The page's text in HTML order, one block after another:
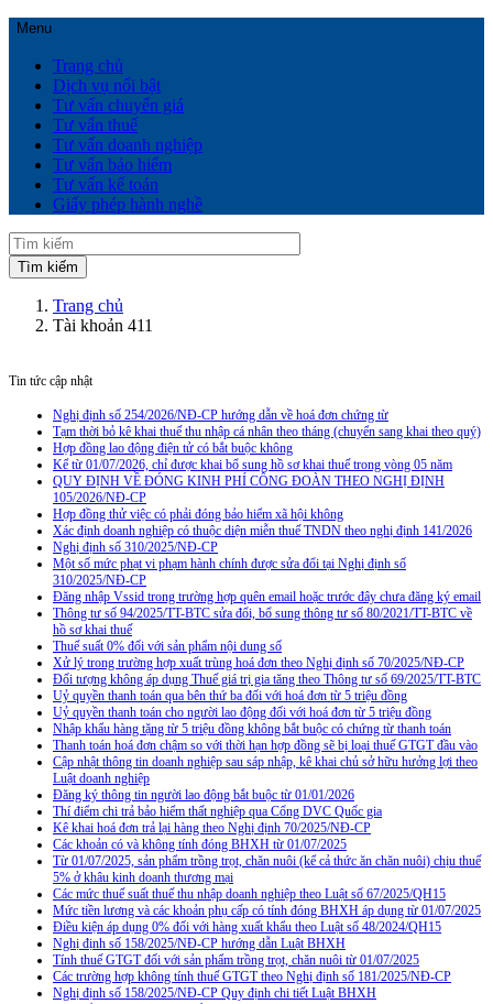
Menu
Trang chủ
Dịch vụ nổi bật
Tư vấn chuyển giá
Tư vấn thuế
Tư vấn doanh nghiệp
Tư vấn bảo hiểm
Tư vấn kế toán
Giấy phép hành nghề
Trang chủ
Tài khoản 411
Tin tức cập nhật
Nghị định số 254/2026/NĐ-CP hướng dẫn về hoá đơn chứng từ
Tạm thời bỏ kê khai thuế thu nhập cá nhân theo tháng (chuyển sang khai theo quý)
Hợp đồng lao động điện tử có bắt buộc không
Kể từ 01/07/2026, chỉ được khai bổ sung hồ sơ khai thuế trong vòng 05 năm
QUY ĐỊNH VỀ ĐÓNG KINH PHÍ CÔNG ĐOÀN THEO NGHỊ ĐỊNH
105/2026/NĐ-CP
Hợp đồng thử việc có phải đóng bảo hiểm xã hội không
Xác định doanh nghiệp có thuộc diện miễn thuế TNDN theo nghị định 141/2026
Nghị định số 310/2025/NĐ-CP
Một số mức phạt vi phạm hành chính được sửa đổi tại Nghị định số
310/2025/NĐ-CP
Đăng nhập Vssid trong trường hợp quên email hoặc trước đây chưa đăng ký email
Thông tư số 94/2025/TT-BTC sửa đổi, bổ sung thông tư số 80/2021/TT-BTC về
hồ sơ khai thuế
Thuế suất 0% đối với sản phẩm nội dung số
Xử lý trong trường hợp xuất trùng hoá đơn theo Nghị định số 70/2025/NĐ-CP
Đối tượng không áp dụng Thuế giá trị gia tăng theo Thông tư số 69/2025/TT-BTC
Uỷ quyền thanh toán qua bên thứ ba đối với hoá đơn từ 5 triệu đồng
Uỷ quyền thanh toán cho người lao động đối với hoá đơn từ 5 triệu đồng
Nhập khẩu hàng tặng từ 5 triệu đồng không bắt buộc có chứng từ thanh toán
Thanh toán hoá đơn chậm so với thời hạn hợp đồng sẽ bị loại thuế GTGT đầu vào
Cập nhật thông tin doanh nghiệp sau sáp nhập, kê khai chủ sở hữu hưởng lợi theo
Luật doanh nghiệp
Đăng ký thông tin người lao động bắt buộc từ 01/01/2026
Thí điểm chi trả bảo hiểm thất nghiệp qua Cổng DVC Quốc gia
Kê khai hoá đơn trả lại hàng theo Nghị định 70/2025/NĐ-CP
Các khoản có và không tính đóng BHXH từ 01/07/2025
Từ 01/07/2025, sản phẩm trồng trọt, chăn nuôi (kể cả thức ăn chăn nuôi) chịu thuế
5% ở khâu kinh doanh thương mại
Các mức thuế suất thuế thu nhập doanh nghiệp theo Luật số 67/2025/QH15
Mức tiền lương và các khoản phụ cấp có tính đóng BHXH áp dụng từ 01/07/2025
Điều kiện áp dụng 0% đối với hàng xuất khẩu theo Luật số 48/2024/QH15
Nghị định số 158/2025/NĐ-CP hướng dẫn Luật BHXH
Tính thuế GTGT đối với sản phẩm trồng trọt, chăn nuôi từ 01/07/2025
Các trường hợp không tính thuế GTGT theo Nghị định số 181/2025/NĐ-CP
Nghị định số 158/2025/NĐ-CP Quy định chi tiết Luật BHXH